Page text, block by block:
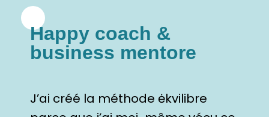
Happy coach &
business mentore
J’ai créé la méthode ėkvilibre